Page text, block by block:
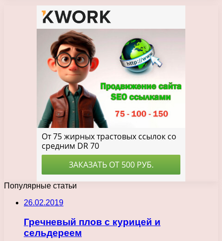
Популярные статьи
26.02.2019
Гречневый плов с курицей и
сельдереем